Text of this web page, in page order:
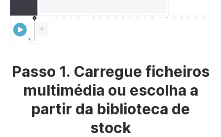
Passo 1. Carregue ficheiros
multimédia ou escolha a
partir da biblioteca de
stock